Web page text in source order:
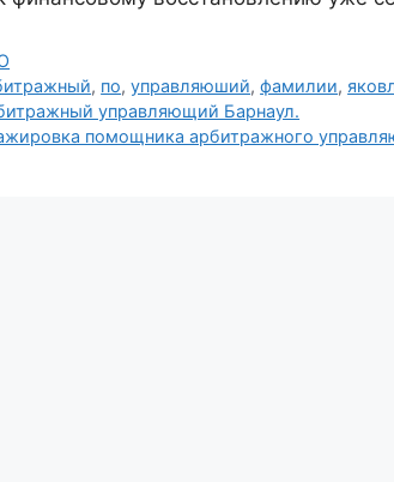
, по,управляюший,фамилии,
управляющий Барнаул.
помощника арбитражного